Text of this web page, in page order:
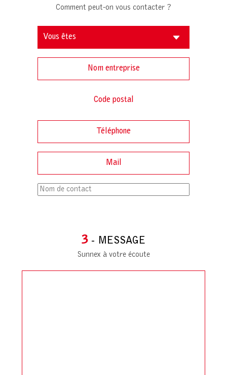
Comment peut-on vous contacter ?
3 - MESSAGE
Sunnex à votre écoute